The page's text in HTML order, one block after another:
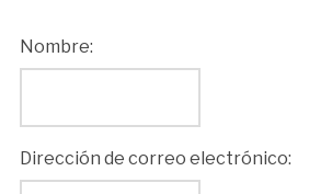
Nombre:
Dirección de correo electrónico: